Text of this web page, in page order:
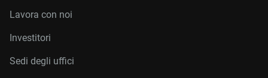
Lavora con noi
Investitori
Sedi degli uffici